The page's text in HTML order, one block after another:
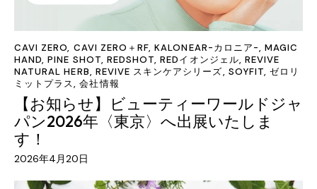
CAVI ZERO, CAVI ZERO＋RF,KALONEAR-カロニア-,MAGIC
HAND,PINE SHOT, REDSHOT,REDイオンジェル, REVIVE
NATURAL HERB, REVIVE スキンケアシリーズ, SOYFIT,ゼロリ
ミットプラス,会社情報
【お知らせ】ビューティーワールドジャ
パン2026年〈東京〉へ出展いたしま
す！
2026年4月20日